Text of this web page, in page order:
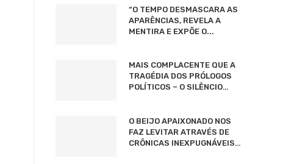
“O TEMPO DESMASCARA AS
APARÊNCIAS, REVELA A
MENTIRA E EXPÕE O...
MAIS COMPLACENTE QUE A
TRAGÉDIA DOS PRÓLOGOS
POLÍTICOS – O SILÊNCIO…
O BEIJO APAIXONADO NOS
FAZ LEVITAR ATRAVÉS DE
CRÔNICAS INEXPUGNÁVEIS…